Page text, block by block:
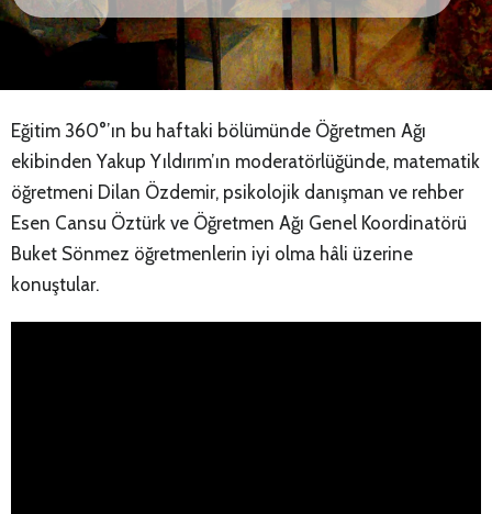
Eğitim 360°’ın bu haftaki bölümünde Öğretmen Ağı
ekibinden Yakup Yıldırım’ın moderatörlüğünde, matematik
öğretmeni Dilan Özdemir, psikolojik danışman ve rehber
Esen Cansu Öztürk ve Öğretmen Ağı Genel Koordinatörü
Buket Sönmez öğretmenlerin iyi olma hâli üzerine
konuştular.